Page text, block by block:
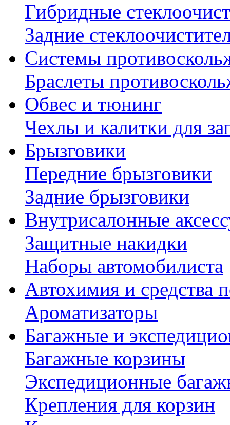
Гибридные
Задние
Системы
Браслеты
Обвес и тюнинг
Чехлы и калитки для
Брызговики
Передние брызговики
Задние брызговики
Внутрисалонные
Защитные накидки
Наборы автомобилиста
Автохимия и средства
Ароматизаторы
Багажные и
Багажные корзины
Экспедиционные
Крепления для корзин